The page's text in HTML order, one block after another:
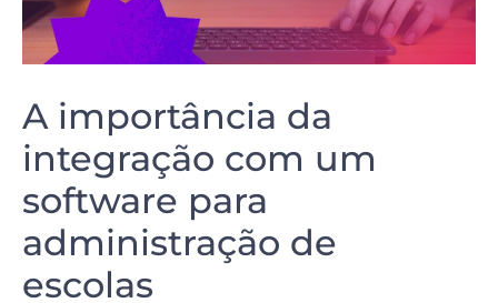
A importância da
integração com um
software para
administração de
escolas